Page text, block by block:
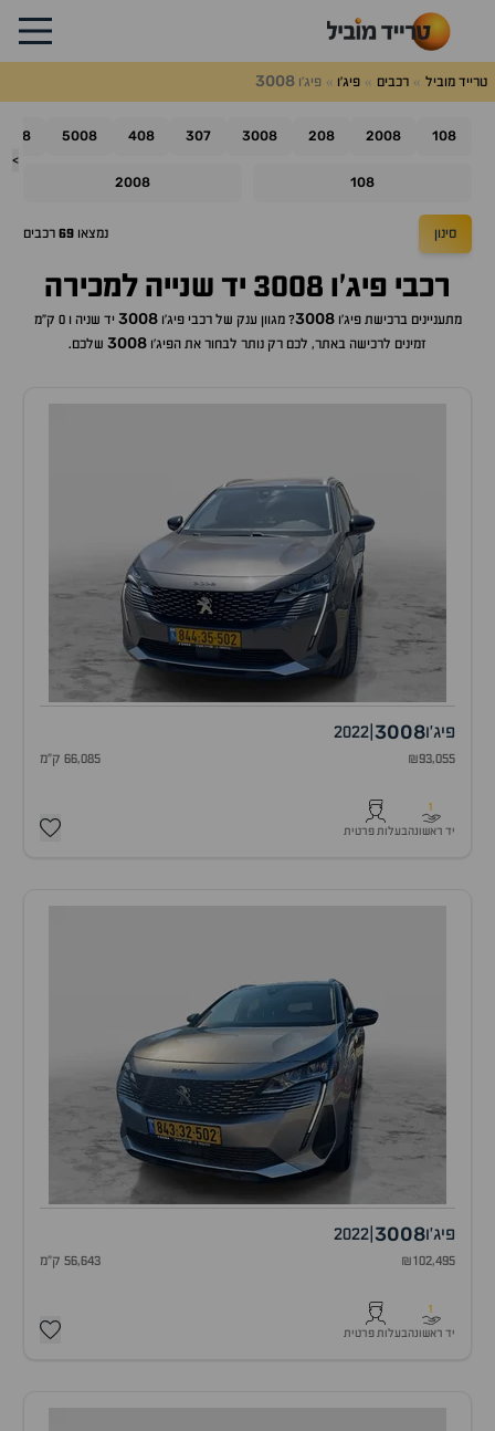
טרייד מוביל רכבים פיג'ו פיג'ו3008
>
108
2008
208
3008
307
408
5008
508
108
2008
סינון נמצאו 69 רכבים
רכבי פיג'ו 3008 יד שנייה למכירה
מתעניינים ברכישתפיג'ו3008? מגוון ענק של רכביפיג'ו3008
יד שניה ו 0 ק"מ
זמינים לרכישה באתר, לכם רק נותר לבחור את הפיג'ו 3008 שלכם.
פיג'ו3008
2022
₪93,055 66,085 ק"מ
1
יד ראשונהבעלות פרטית
פיג'ו3008
2022
₪102,495 56,643 ק"מ
1
יד ראשונהבעלות פרטית